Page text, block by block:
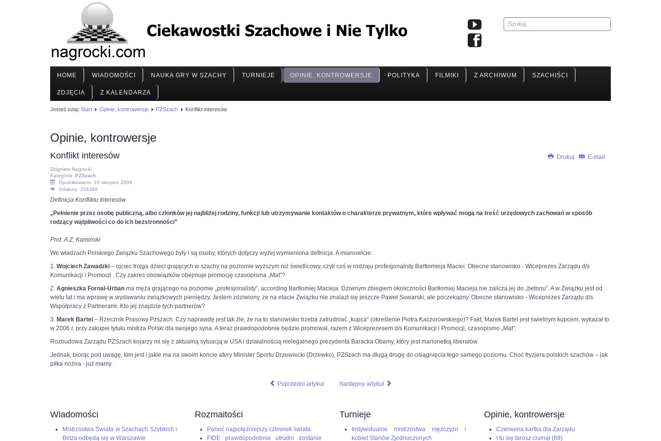
Szukaj...
HOME WIADOMOŚCI NAUKA GRY W SZACHY TURNIEJE OPINIE, KONTROWERSJE POLITYKA FILMIKI Z ARCHIWUM SZACHIŚCI
ZDJĘCIA Z KALENDARZA
Jesteś tutaj: Start Opinie, kontrowersje PZSzach Konflikt interesów
Opinie, kontrowersje
Drukuj E-mail
Konflikt interesów
Zbigniew Nagrocki
Kategoria: PZSzach
Opublikowano: 19 sierpień 2009
Odsłony: 256366
Definicja Konfliktu Interesów
„Pełnienie przez osobę publiczną, albo członków jej najbliżej rodziny, funkcji lub utrzymywanie kontaktów o charakterze prywatnym, które wpływać mogą na treść urzędowych zachowań w sposób
rodzący wątpliwości co do ich bezstronności”
Prof. A.Z. Kamiński
We władzach Polskiego Związku Szachowego były i są osoby, których dotyczy wyżej wymieniona definicja. A mianowicie:
1.
Wojciech Zawadzki – ojciec trojga dzieci grających w szachy na poziomie wyższym niż świetlicowy, czyłi coś w rodzaju profesjonalisty Bartłomieja Maciei. Obecne stanowisko - Wiceprezes Zarządu d/s
Komunikacji i Promocji . Czy zakres obowiązków obejmuje promocję czasopisma „Mat”?
2. Agnieszka Fornal-Urban ma męża grającego na poziomie „profesjonalisty”, according Bartłomiej Macieja. Dziwnym zbiegiem okoliczności Bartłomiej Macieja nie zalicza jej do „betonu”. A w Związku jest od
wielu lat i ma wprawę w wydawaniu związkowych pieniędzy. Jestem zdziwiony, że na etacie Związku nie znalazł się jeszcze Paweł Suwarski, ale poczekajmy. Obecne stanowisko - Wiceprezes Zarządu d/s
Współpracy z Partnerami. Kto jej znajdzie tych partnerów?
3. Marek Bartel – Rzecznik Prasowy Pzszach. Czy naprawdę jest tak źle, że na to stanowisko trzeba zatrudniać „kupca” (określenie Piotra Kaczorowskiego)? Fakt, Marek Bartel jest świetnym kupcem, wykazał to
w 2006 r. przy zakupie tytułu mistrza Polski dla swojego syna. A teraz prawdopodobnie będzie promował, razem z Wiceprezesem d/s Komunikacji i Promocji, czasopismo „Mat”.
Rozbudowa Zarządu PZSzach kojarzy mi się z aktualną sytuacją w USA i działalnością nielegalnego prezydenta Baracka Obamy, który jest marionetką liberałów.
Jednak, biorąc pod uwagę, kim jest i jakie ma na swoim koncie afery Minister Sportu Drzewiecki (Drzewko), PZSzach ma długą drogę do osiągnięcia tego samego poziomu. Choć fryzjera polskich szachów – jak
piłka nożna - już mamy.
Poprzedni artykuł Następny artykuł
Wiadomości
Mistrzostwa Świata w Szachach Szybkich i
Blitza odbędą się w Warszawie
Rozmaitości
Ponoć najpotężniejszy człowiek świata
FIDE prawdopodobnie utrudni zostanie
Turnieje
Indywidualne mistrzostwa mężczyzn i
kobiet Stanów Zjednoczonych
Opinie, kontrowersje
Czerwona kartka dla Zarządu
I tu się farosz ciulnął (88)